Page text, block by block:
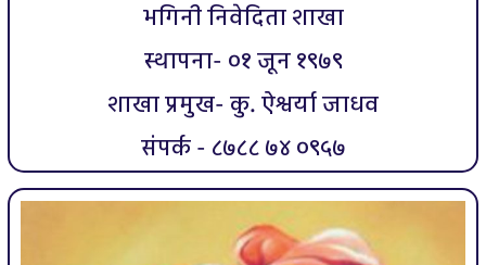
भगिनी निवेदिता शाखा
स्थापना- ०१ जून १९७९
शाखा प्रमुख- कु. ऐश्वर्या जाधव
संपर्क - ८७८८ ७४ ०९५७